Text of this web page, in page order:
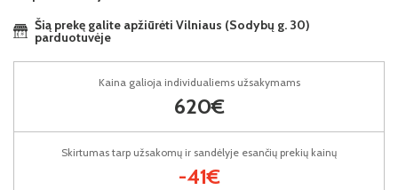
Šią prekę galite apžiūrėti Vilniaus (Sodybų g. 30)
parduotuvėje
Kaina galioja individualiems užsakymams
620€
Skirtumas tarp užsakomų ir sandėlyje esančių prekių kainų
-41€